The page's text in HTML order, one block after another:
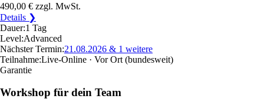
490,00 € zzgl. MwSt.
Details ❯
Dauer:1 Tag
Level:Advanced
Nächster Termin:21.08.2026 & 1 weitere
Teilnahme:Live-Online · Vor Ort (bundesweit)
Garantie
Workshop für dein Team